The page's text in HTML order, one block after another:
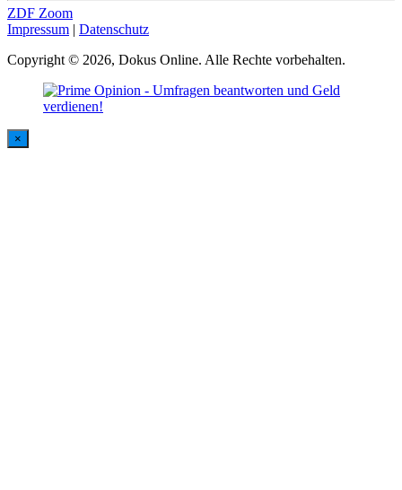
ZDF Zoom
Impressum | Datenschutz
Copyright © 2026, Dokus Online. Alle Rechte vorbehalten.
×